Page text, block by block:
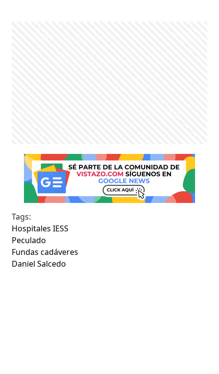
Tags:
Hospitales IESS
Peculado
Fundas cadáveres
Daniel Salcedo